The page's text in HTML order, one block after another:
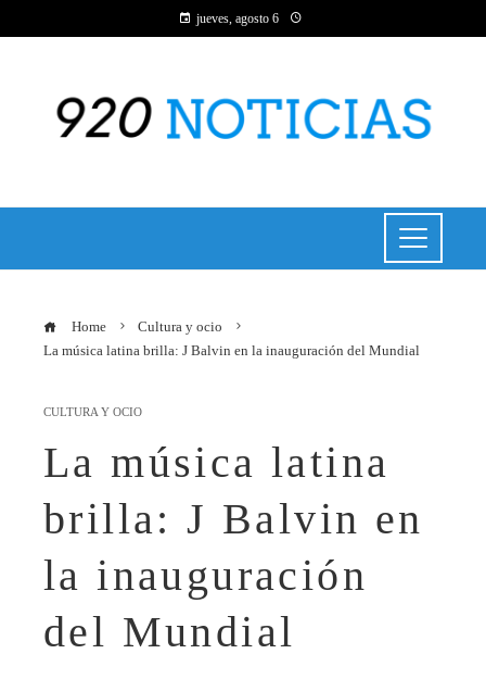
jueves, agosto 6
Home
Cultura y ocio
La música latina brilla: J Balvin en la inauguración del Mundial
CULTURA Y OCIO
La música latina
brilla: J Balvin en
la inauguración
del Mundial